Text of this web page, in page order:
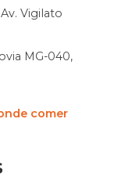
Vigilato
MG-040,
comer